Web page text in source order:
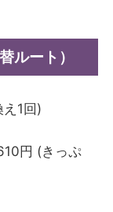
ルート）
1回)
円 (きっぷ